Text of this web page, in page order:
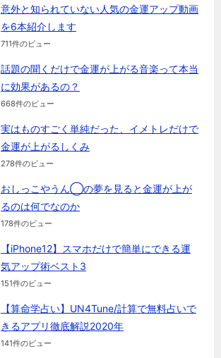
意外と知られていない人気の金運アップ動画
を6本紹介します
711件のビュー
話題の聞くだけで金運が上がる音楽って本当
に効果があるの？
668件のビュー
実はものすごく単純だった、イメトレだけで
金運が上がるしくみ
278件のビュー
おしっこやうん◯の夢を見ると金運が上が
るのは何でなのか
178件のビュー
【iPhone12】スマホだけで簡単にできる運
気アップ術ベスト3
151件のビュー
【算命学占い】UN4Tune/計算で無料占いで
きるアプリ徹底解説2020年
141件のビュー